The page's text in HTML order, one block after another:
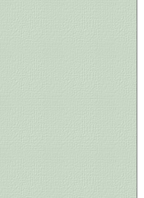
พืชอวบน้ำต้นนี้คล้าย aloe vera
ไม่รู้ชื่อ.. ป.ล.ได้ชื่อ Aloe
grandidentata ที่คอมเม้นท์ 12
กาฬพฤกษ์ Cassia grandis L.f.
ดอกไผ่กวนอิมบานรับเทศกาลกินเจ
ที่ใกล้จะมาถึง
เอื้องสร้อยทับทิม และ ประทัดซี
ลอน
พาดอกไม้หลากหลายของบ้านป่า
หมวกจีน/เรด้าร์ vs รักแรกพบสี
เหลือง
นางแย้มจีน Clerodendrum
bungei Steud.
ดอกผักกาดหอม Lactuca sativa
ถนนสายนี้มีตะพาบ หลักกิโลเมตร
ที่ 258 "สดชื่น" โจทย์โดยคุณ
toor36 - ความสดชื่นที่บ้านป่า